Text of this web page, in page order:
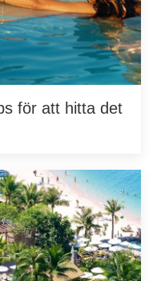
för att hitta det